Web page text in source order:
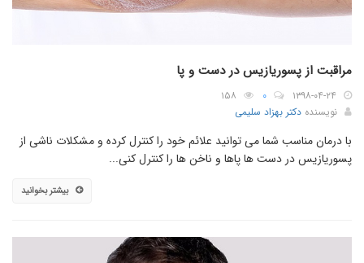
مراقبت از پسوریازیس در دست و پا
۱۳۹۸-۰۴-۲۴ ۰
۱۵۸
نویسنده دکتر بهزاد سلیمی
با درمان مناسب شما می توانید علائم خود را کنترل کرده و مشکلات ناشی از
پسوریازیس در دست ها پاها و ناخن ها را کنترل کنی...
بیشتر بخوانید